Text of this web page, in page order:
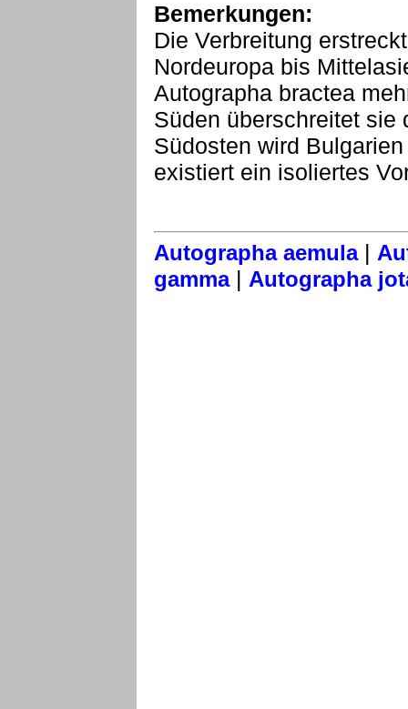
Bemerkungen:
Die Verbreitung
Nordeuropa bis
Autographa bractea
Süden überschreitet sie
Südosten wird
existiert ein isoliertes
Autographa aemula|
gamma| Autographa